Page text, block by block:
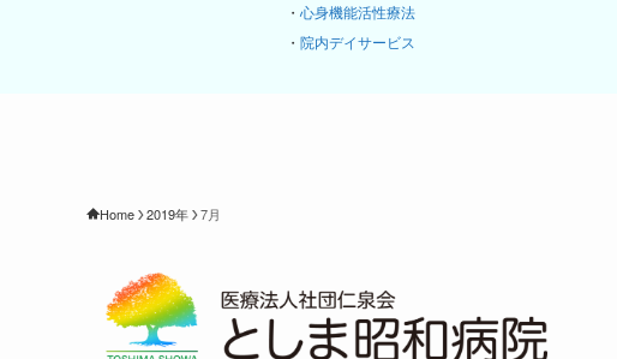
・ 心身機能活性療法
・ 院内デイサービス
Home 2019年 7月